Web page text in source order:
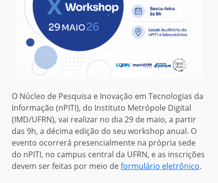
O Núcleo de Pesquisa e Inovação em Tecnologias da
Informação (nPITI), do Instituto Metrópole Digital
(IMD/UFRN), vai realizar no dia 29 de maio, a partir
das 9h, a décima edição do seu workshop anual. O
evento ocorrerá presencialmente na própria sede
do nPITI, no campus central da UFRN, e as inscrições
devem ser feitas por meio deformulário eletrônico.